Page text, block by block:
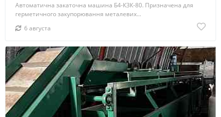
Автоматична закаточна машина Б4-КЗК-80. Призначена для
герметичного закупорювання металевих...
6 августа